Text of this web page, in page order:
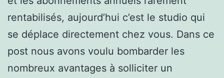
rentabilisés, aujourd’hui c’est le studio qui
se déplace directement chez vous. Dans ce
post nous avons voulu bombarder les
nombreux avantages à solliciter un